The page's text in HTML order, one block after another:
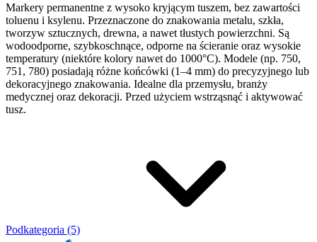
Markery permanentne z wysoko kryjącym tuszem, bez zawartości
toluenu i ksylenu. Przeznaczone do znakowania metalu, szkła,
tworzyw sztucznych, drewna, a nawet tłustych powierzchni. Są
wodoodporne, szybkoschnące, odporne na ścieranie oraz wysokie
temperatury (niektóre kolory nawet do 1000°C). Modele (np. 750,
751, 780) posiadają różne końcówki (1–4 mm) do precyzyjnego lub
dekoracyjnego znakowania. Idealne dla przemysłu, branży
medycznej oraz dekoracji. Przed użyciem wstrząsnąć i aktywować
tusz.
Podkategoria (5)